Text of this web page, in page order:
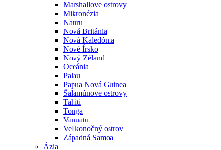
Marshallove ostrovy
Mikronézia
Nauru
Nová Británia
Nová Kaledónia
Nové Írsko
Nový Zéland
Oceánia
Palau
Papua Nová Guinea
Šalamúnove ostrovy
Tahiti
Tonga
Vanuatu
Veľkonočný ostrov
Západná Samoa
Ázia